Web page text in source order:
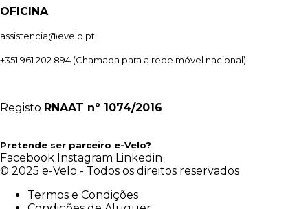
OFICINA
assistencia@evelo.pt
+351 961 202 894 (Chamada para a rede móvel nacional)
Registo RNAAT nº 1074/2016
Pretende ser parceiro e-Velo?
Facebook Instagram Linkedin
© 2025 e-Velo - Todos os direitos reservados
Termos e Condições